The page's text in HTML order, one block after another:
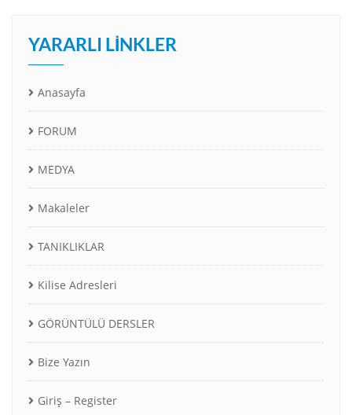
YARARLI LINKLER
Anasayfa
FORUM
MEDYA
Makaleler
TANIKLIKLAR
Kilise Adresleri
GÖRÜNTÜLÜ DERSLER
Bize Yazın
Giriş – Register